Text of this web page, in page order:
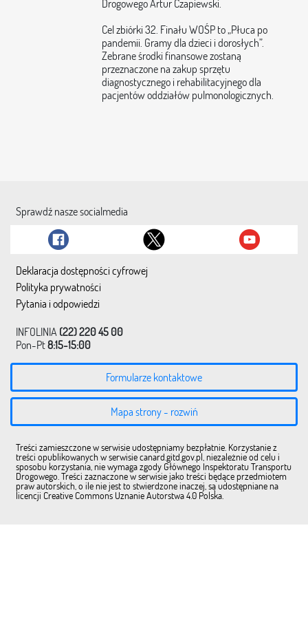
Drogowego Artur Czapiewski.
Cel zbiórki 32. Finału WOŚP to „Płuca po
pandemii. Gramy dla dzieci i dorosłych”.
Zebrane środki finansowe zostaną
przeznaczone na zakup sprzętu
diagnostycznego i rehabilitacyjnego dla
pacjentów oddziałów pulmonologicznych.
Sprawdź nasze socialmedia
Deklaracja dostępności cyfrowej
Polityka prywatności
Pytania i odpowiedzi
INFOLINIA (22) 220 45 00
Pon-Pt8:15-15:00
Formularze kontaktowe
Mapa strony - rozwiń
Treści zamieszczone w serwisie udostępniamy bezpłatnie. Korzystanie z
treści opublikowanych w serwisie canard.gitd.gov.pl, niezależnie od celu i
sposobu korzystania, nie wymaga zgody Głównego Inspektoratu Transportu
Drogowego. Treści zaznaczone w serwisie jako treści będące przedmiotem
praw autorskich, o ile nie jest to stwierdzone inaczej, są udostępniane na
licencji Creative Commons Uznanie Autorstwa 4.0 Polska.